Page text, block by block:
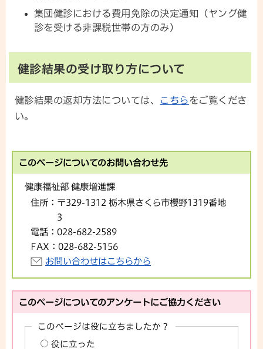
集団健診における費用免除の決定通知（ヤング健
診を受ける非課税世帯の方のみ）
健診結果の受け取り方について
健診結果の返却方法については、 こちらをご覧くださ
い。
このページについてのお問い合わせ先
健康福祉部 健康増進課
住所： 〒329-1312 栃木県さくら市櫻野1319番地
3
電話： 028-682-2589
FAX： 028-682-5156
お問い合わせはこちらから
このページについてのアンケートにご協力ください
このページは役に立ちましたか？
役に立った